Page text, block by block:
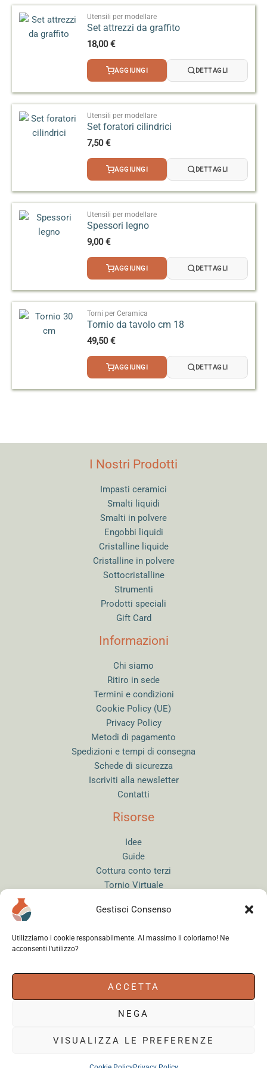
Gestisci Consenso
Utilizziamo i cookie responsabilmente. Al massimo li coloriamo! Ne
acconsenti l'utilizzo?
ACCETTA
NEGA
VISUALIZZA LE PREFERENZE
mostrare temperature al di fuori dell’intervallo
raccomandato per fornire una visione più ampia, ma si
tratta di pezzi cotti in condizioni controllate.
Utensili per modellare
Set attrezzi da graffito
18,00€
AGGIUNGI DETTAGLI
Utensili per modellare
Set foratori cilindrici
7,50€
AGGIUNGI DETTAGLI
Utensili per modellare
Spessori legno
9,00€
AGGIUNGI DETTAGLI
Torni per Ceramica
Tornio da tavolo cm 18
49,50€
AGGIUNGI DETTAGLI
I Nostri Prodotti
Impasti ceramici
Smalti liquidi
Smalti in polvere
Engobbi liquidi
Cristalline liquide
Cristalline in polvere
Sottocristalline
Strumenti
Prodotti speciali
Gift Card
Informazioni
Chi siamo
Ritiro in sede
Termini e condizioni
Cookie Policy (UE)
Privacy Policy
Metodi di pagamento
Spedizioni e tempi di consegna
Schede di sicurezza
Iscriviti alla newsletter
Contatti
Risorse
Idee
Guide
Cottura conto terzi
Tornio Virtuale
Sitemap